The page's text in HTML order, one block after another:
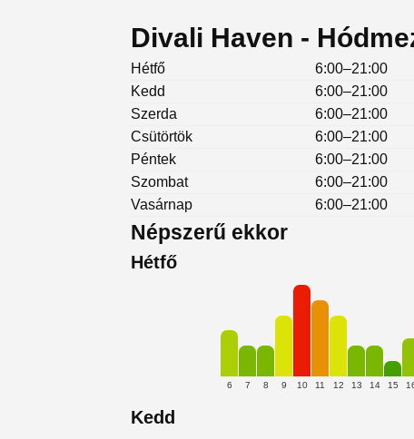
Divali Haven -
Hétfő
6:00–21:00
Kedd
6:00–21:00
Szerda
6:00–21:00
Csütörtök
6:00–21:00
Péntek
6:00–21:00
Szombat
6:00–21:00
Vasárnap
6:00–21:00
Népszerű ekkor
Hétfő
6 7 8 9 10 11 12 13 14 15
Kedd